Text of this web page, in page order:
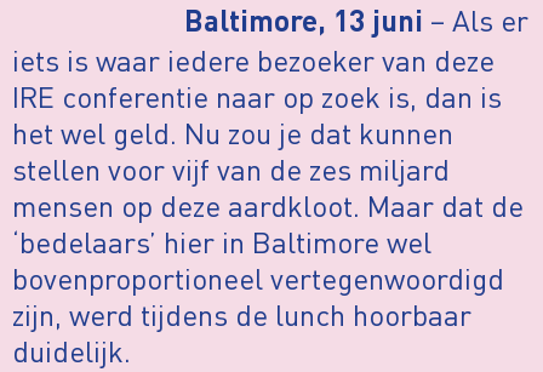
Baltimore, 13 juni – Als er
iets is waar iedere bezoeker van deze
IRE conferentie naar op zoek is, dan is
het wel geld. Nu zou je dat kunnen
stellen voor vijf van de zes miljard
mensen op deze aardkloot. Maar dat de
‘bedelaars’ hier in Baltimore wel
bovenproportioneel vertegenwoordigd
zijn, werd tijdens de lunch hoorbaar
duidelijk.